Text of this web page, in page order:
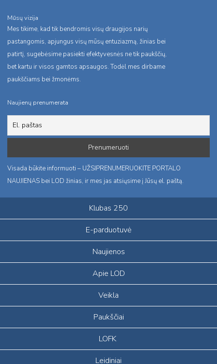
Mūsų vizija
Mes tikime, kad tik bendromis visų draugijos narių
pastangomis, apjungus visų mūsų entuziazmą, žinias bei
patirtį, sugebėsime pasiekti efektyvesnės ne tik paukščių,
bet kartu ir visos gamtos apsaugos. Todėl mes dirbame
paukščiams bei žmonėms.
Naujienų prenumerata
Visada būkite informuoti – UŽSIPRENUMERUOKITE PORTALO
NAUJIENAS bei LOD žinias, ir mes jas atsiųsime į Jūsų el. paštą.
Klubas 250
E-parduotuvė
Naujienos
Apie LOD
Veikla
Paukščiai
LOFK
Leidiniai